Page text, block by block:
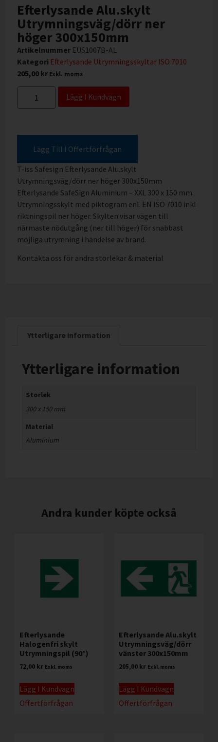
Efterlysande Alu.skylt
Utrymningsväg/dörr ner
höger 300x150mm
Artikelnummer EUS1007B-AL
Kategori Efterlysande Utrymningsskyltar ISO 7010
205,00 kr Exkl. moms
Lägg I Kundvagn
Lägg Till I Offertförfrågan
T-iss Safesign Efterlysande Alu.skylt
Utrymningsväg/dörr ner höger 300x150mm
Efterlysande SafeSign Aluminium – XXL 300 x 150 mm.
Utrymningsskylt med piktogram enl. EN ISO 7010 inkl
riktningspil ner höger. Skylten visar vägen till
närmaste nödutgång (ner till höger) för snabbast
möjliga utrymning i händelse av brand.
Kontakta oss för andra storlekar & material
Ytterligare information
Ytterligare information
Storlek
300 x 150 mm
Material
Aluminium
Andra kunder köpte också
Efterlysande
Halogenfri skylt
Utrymningspil (90°)
72,00 kr Exkl. moms
Lägg I Kundvagn
Offertförfrågan
Efterlysande Alu.skylt
Utrymningsväg/dörr
vänster 300x150mm
205,00 kr Exkl. moms
Lägg I Kundvagn
Offertförfrågan